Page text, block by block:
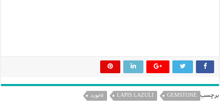
برچسب GEMSTONE
LAPIS LAZULI لاجورد